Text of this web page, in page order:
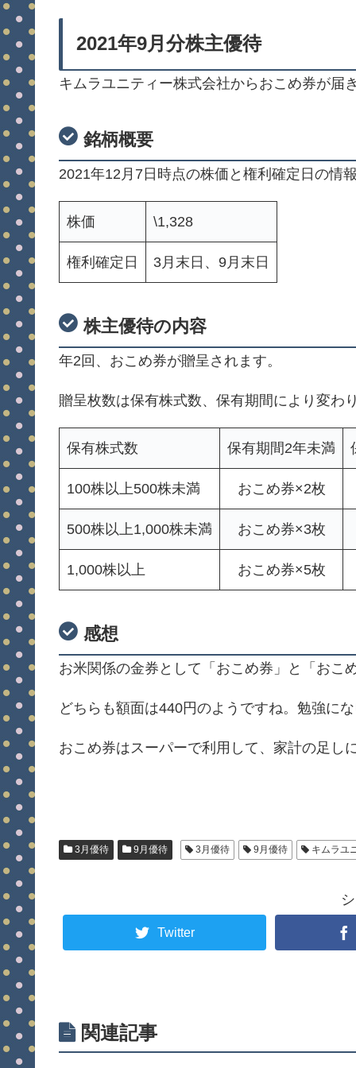
2021年9月分株主優待
キムラユニティー株式会社からおこめ券が届
銘柄概要
2021年12月7日時点の株価と権利確定日の情報
株価 \1,328
権利確定日 3月末日、9月末日
株主優待の内容
年2回、おこめ券が贈呈されます。
贈呈枚数は保有株式数、保有期間により変わ
保有株式数 保有期間2年未満
100株以上500株未満 おこめ券×2枚
500株以上1,000株未満 おこめ券×3枚
1,000株以上 おこめ券×5枚
感想
お米関係の金券として「おこめ券」と「おこ
どちらも額面は440円のようですね。勉強にな
おこめ券はスーパーで利用して、家計の足し
3月優待 9月優待 3月優待 9月優待 キムラユ
Twitter
関連記事